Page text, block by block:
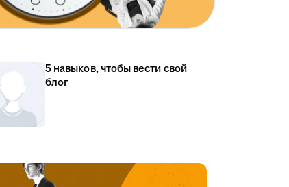
5 навыков, чтобы вести свой
блог